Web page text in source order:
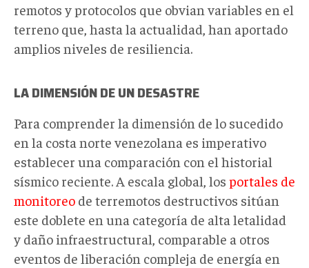
remotos y protocolos que obvian variables en el
terreno que, hasta la actualidad, han aportado
amplios niveles de resiliencia.
LA DIMENSIÓN DE UN DESASTRE
Para comprender la dimensión de lo sucedido
en la costa norte venezolana es imperativo
establecer una comparación con el historial
sísmico reciente. A escala global, los portales de
monitoreo de terremotos destructivos sitúan
este doblete en una categoría de alta letalidad
y daño infraestructural, comparable a otros
eventos de liberación compleja de energía en